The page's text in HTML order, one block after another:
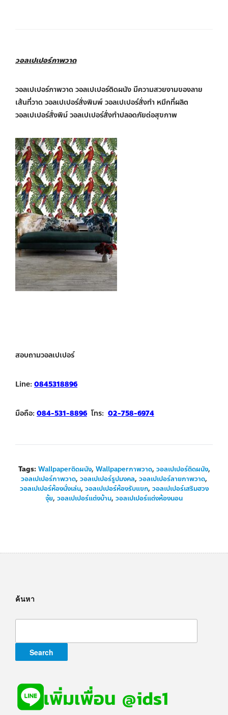
วอลเปเปอร์ภาพวาด
วอลเปเปอร์ภาพวาด วอลเปเปอร์ติดผนัง มีความสวยงามของลาย
เส้นที่วาด วอลเปเปอร์สั่งพิมพ์ วอลเปเปอร์สั่งทำ หมึกที่ผลิต
วอลเปเปอร์สั่งพิม์ วอลเปเปอร์สั่งทำปลอดภัยต่อสุขภาพ
สอบถามวอลเปเปอร์
Line: 0845318896
มือถือ: 084-531-8896 โทร: 02-758-6974
Tags: Wallpaperติดผนัง, Wallpaperภาพวาด, วอลเปเปอร์ติดผนัง,
วอลเปเปอร์ภาพวาด, วอลเปเปอร์รูปมงคล, วอลเปเปอร์ลายภาพวาด,
วอลเปเปอร์ห้องนั่งเล่น, วอลเปเปอร์ห้องรับแขก, วอลเปเปอร์เสริมฮวง
จุ้ย, วอลเปเปอร์แต่งบ้าน, วอลเปเปอร์แต่งห้องนอน
ค้นหา